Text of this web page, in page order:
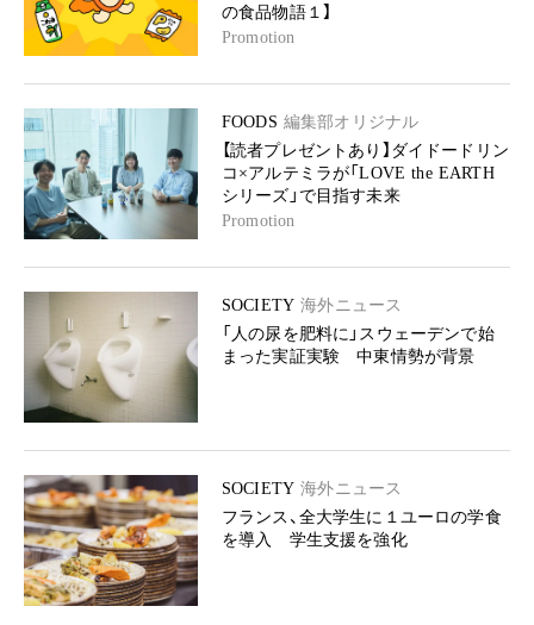
の食品物語１】
Promotion
FOODS 編集部オリジナル
【読者プレゼントあり】ダイドードリン
コ×アルテミラが「LOVE the EARTH
シリーズ」で目指す未来
Promotion
SOCIETY 海外ニュース
「人の尿を肥料に」スウェーデンで始
まった実証実験 中東情勢が背景
SOCIETY 海外ニュース
フランス、全大学生に１ユーロの学食
を導入 学生支援を強化